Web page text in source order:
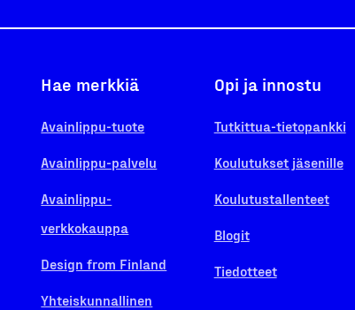
Hae merkkiä
Avainlippu-tuote
Avainlippu-palvelu
Avainlippu-
verkkokauppa
Design from Finland
Yhteiskunnallinen
Opi ja innostu
Tutkittua-tietopankki
Koulutukset jäsenille
Koulutustallenteet
Blogit
Tiedotteet